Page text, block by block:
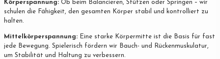
Körperspannung: Ob beim Balancieren, Stützen oder Springen – wir
schulen die Fähigkeit, den gesamten Körper stabil und kontrolliert zu
halten.
Mittelkörperspannung: Eine starke Körpermitte ist die Basis für fast
jede Bewegung. Spielerisch fördern wir Bauch- und Rückenmuskulatur,
um Stabilität und Haltung zu verbessern.